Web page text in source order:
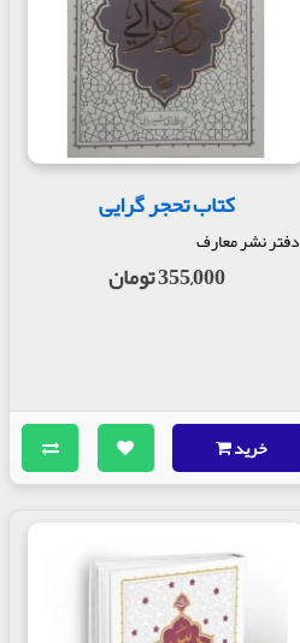
کتاب تحجر گرایی
دفتر نشر معارف
355,000 تومان
خرید